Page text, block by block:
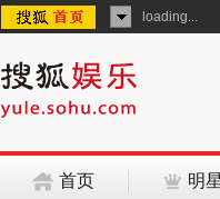
loading...
首页 明星